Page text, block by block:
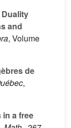
Duality
and
, Volume
de
,
in a free